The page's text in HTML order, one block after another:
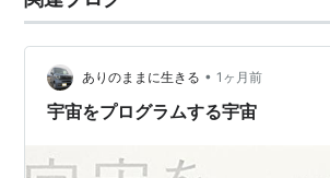
ありのままに生きる • 1ヶ月前
宇宙をプログラムする宇宙